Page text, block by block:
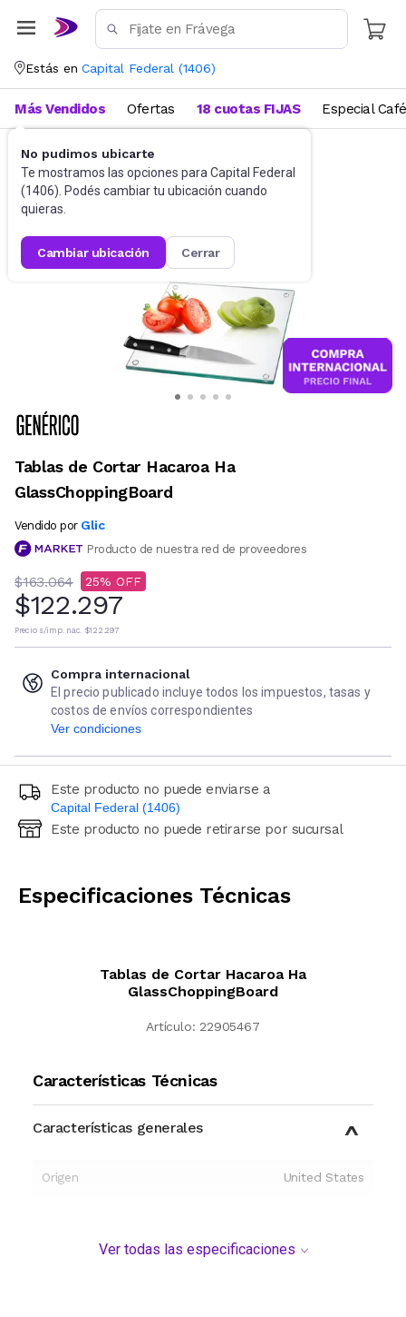
Estás en Capital Federal (1406)
No pudimos ubicarte
Te mostramos las opciones para Capital Federal
(1406). Podés cambiar tu ubicación cuando
quieras.
cambiar ubicación cerrar
Más Vendidos Ofertas 18 cuotas FIJAS Especial Café
Utensilios de cocina
Tablas de Cortar Hacaroa Ha
GlassChoppingBoard
Vendido por Glic
Producto de nuestra red de proveedores
$163.064 25
$122.297
Precio s/imp. nac. $122.297
Compra internacional
El precio publicado incluye todos los impuestos, tasas y
costos de envíos correspondientes
Ver condiciones
Este producto no puede enviarse a
Capital Federal (1406)
Ingresá código postal (sólo números)
Este producto no puede retirarse por sucursal
Especificaciones Técnicas
Tablas de Cortar Hacaroa Ha
GlassChoppingBoard
Artículo: 22905467
Características Técnicas
Características generales
Origen United States
Ver todas las especificaciones